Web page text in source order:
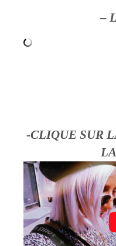
–
-CLIQUE SUR